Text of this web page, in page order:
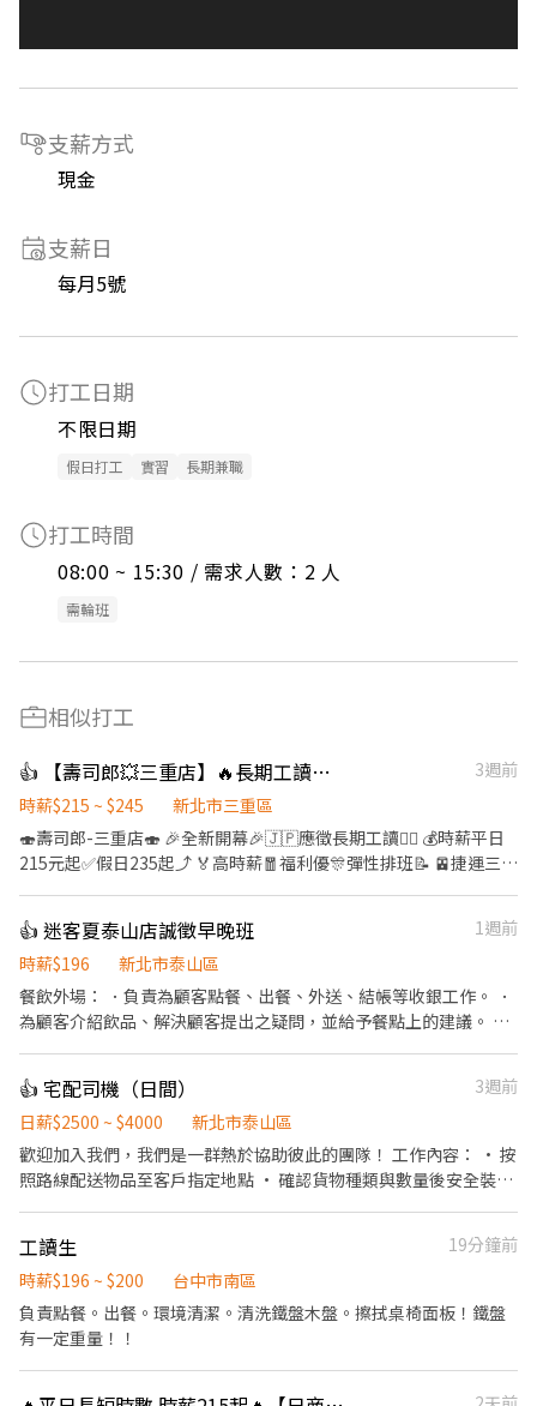
支薪方式
現金
支薪日
每月5號
打工日期
不限日期
假日打工 實習 長期兼職
打工時間
08:00 ~ 15:30 / 需求人數：2 人
需輪班
相似打工
👍 【壽司郎💥三重店】🔥長期工讀💰時薪 平日215元 假日235元 🎉學生打工
3週前
時薪$215 ~ $245
新北市三重區
🍣壽司郎-三重店🍣 🎉全新開幕🎉🇯🇵應徵長期工讀🙆‍♀️ 💰時薪平日
215元起✅️假日235起⤴️ 🏅高時薪🧧福利優🎊彈性排班📝 🚈捷運三重
學打工、假日兼職、二度就業、外籍學生、實習簽約。 ✅️彈性排
班：08:30~23:00(請於面試時與店長確認班表) ✅️不管是平日早班、
週末假日班、放學後打烊班皆有職缺，歡迎直接投遞履歷！ ⭕工作
內容 ▪外場🎈 帶客入座→介紹、服務→飲料提供→餐具清洗→桌邊
洗、環境整理整頓、環境清洗......等。 ✨在職教育訓練完善，無經驗
者也OK✨️ ⭕獎金福利 ▪生日禮券！ ▪員工用餐優惠！ ▪不定期活
▪介紹親朋好友入職，期滿可獲得3,000～5,000元獎金！ ⭕基本保
障 ①加班費(以5分鐘為單位計算) ②勞保、健保、意外險 ③每月提
撥勞工退休新制6% ④特休按照勞基法規定 ⑤颱風天出勤津貼 ⑥員
工用餐折扣 ⑦提供員工制服 ⑧任職一年後提供免費健檢
👍 迷客夏泰山店誠徵早晚班
1週前
時薪$196
新北市泰山區
餐飲外場： ．負責為顧客點餐、出餐、外送、結帳等收銀工作。 ．
為顧客介紹飲品、解決顧客提出之疑問，並給予餐點上的建議。 ．
👍 宅配司機（日間）
3週前
日薪$2500 ~ $4000
新北市泰山區
歡迎加入我們，我們是一群熱於協助彼此的團隊！ 工作內容： • 按
照路線配送物品至客戶指定地點 • 確認貨物種類與數量後安全裝載
處 • 提供在職訓練，陪你慢慢學會工作 沒經驗沒關係，帶著笑容就
能安心開始！
工讀生
19分鐘前
時薪$196 ~ $200
台中市南區
負責點餐。出餐。環境清潔。清洗鐵盤木盤。擦拭桌椅面板！鐵盤
有一定重量！！